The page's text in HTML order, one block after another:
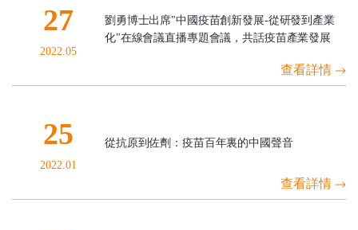
27
2022.05
劉勇博士出席"中國疫苗創新發展-從研發到產業
化"在線會議直播專題會議，共話疫苗產業發展
查看詳情
25
2022.01
從抗原到佐劑：疫苗百年裏的中國聲音
查看詳情